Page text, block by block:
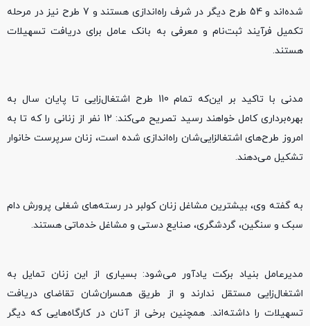
شده‌اند و 54 طرح دیگر در شرف راه‌اندازی هستند و 7 طرح نیز در مرحله
تکمیل فرآیند ثبت‌نام و معرفی به بانک عامل برای دریافت تسهیلات
هستند.
مدنی با تاکید بر این‌که تمام 110 طرح اشتغال‌زایی تا پایان سال به
بهره‌برداری کامل خواهند رسید تصریح می‌کند: 12 نفر از زنانی را که تا به
امروز طرح‌های اشتغالزایی‌شان راه‌اندازی شده است، زنان سرپرست خانوار
تشکیل می‌دهند.
به گفته وی، بیشترین مشاغل زنان کولبر در رسته‌های شغلی پرورش دام
سبک و سنگین، گردشگری، صنایع دستی و مشاغل خدماتی هستند.
مدیرعامل بنیاد برکت یادآور می‌شود: بسیاری از این زنان تمایل به
اشتغال‌زایی مستقل ندارند و از طریق همسران‌شان تقاضای دریافت
تسهیلات را داشته‌اند. همچنین برخی از آنان در کارگاه‌هایی که دیگر